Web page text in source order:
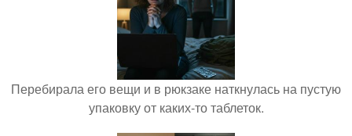
Перебирала его вещи и в рюкзаке наткнулась на пустую
упаковку от каких-то таблеток.